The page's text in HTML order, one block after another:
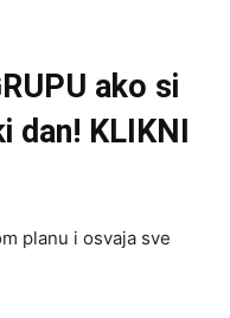
ako si
dan! KLIKNI
planu i osvaja sve